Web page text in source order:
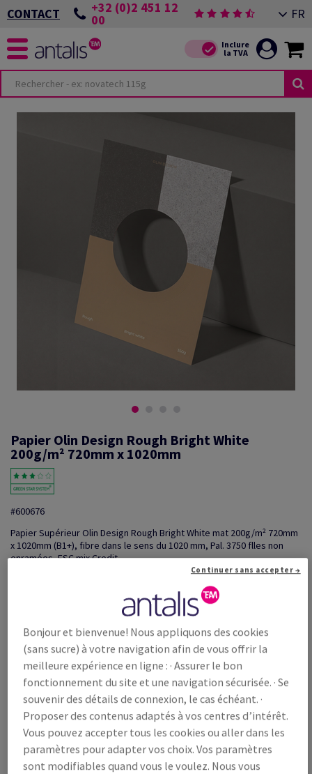
CONTACT +32 (0)2 451 12
00 FR
Papier Olin Design Rough Bright White
200g/m² 720mm x 1020mm
#600676
Papier Supérieur Olin Design Rough Bright White mat 200g/m² 720mm
x 1020mm (B1+), fibre dans le sens du 1020 mm, Pal. 3750 flles non
enramées, FSC mix Credit
Partager via e-mail
Promotions: Offre temporaire! Jusqu'à 20% de remise sur
Prix TTC
20,18% OFF
WEB Prix promo TTC
€ 1 575,11
/ 1 000 feuille(s)
(147 kg )
EN STOCK
Bonjour et bienvenue! Nous appliquons des cookies
(sans sucre) à votre navigation afin de vous offrir la
meilleure expérience en ligne : · Assurer le bon
fonctionnement du site et une navigation sécurisée. · Se
souvenir des détails de connexion, le cas échéant. ·
Proposer des contenus adaptés à vos centres d’intérêt.
Vous pouvez accepter tous les cookies ou aller dans les
paramètres pour adapter vos choix. Vos paramètres
sont modifiables quand vous le voulez. Nous vous
Continuer sans accepter →